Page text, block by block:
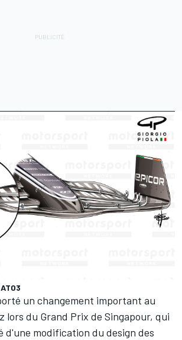
un changement important au
lors du Grand Prix de Singapour, qui
d'une modification du design des